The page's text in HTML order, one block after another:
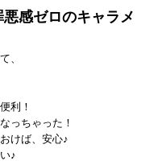
感ゼロのキャラメ
、
利！
っちゃった！
けば、安心♪
♪